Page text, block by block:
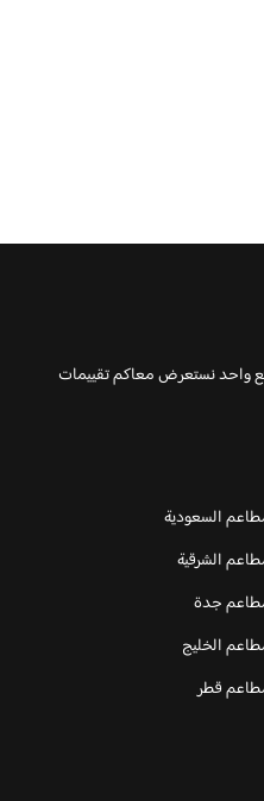
واحد نستعرض معاكم تقييمات
السعودية
الشرقية
جدة
الخليج
قطر